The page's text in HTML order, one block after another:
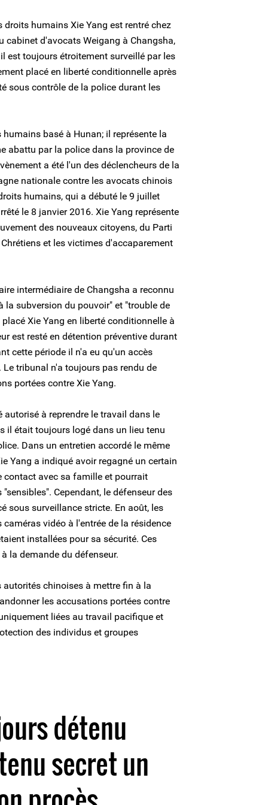
droits humains Xie Yang est rentré chez
cabinet d'avocats Weigang à Changsha,
est toujours étroitement surveillé par les
placé en liberté conditionnelle après
sous contrôle de la police durant les
basé à Hunan; il représente la
abattu par la police dans la province de
a été l'un des déclencheurs de la
nationale contre les avocats chinois
humains, qui a débuté le 9 juillet
le 8 janvier 2016. Xie Yang représente
des nouveaux citoyens, du Parti
et les victimes d'accaparement
intermédiaire de Changsha a reconnu
la subversion du pouvoir" et "trouble de
Xie Yang en liberté conditionnelle à
est resté en détention préventive durant
cette période il n'a eu qu'un accès
tribunal n'a toujours pas rendu de
portées contre Xie Yang.
autorisé à reprendre le travail dans le
il était toujours logé dans un lieu tenu
Dans un entretien accordé le même
Yang a indiqué avoir regagné un certain
contact avec sa famille et pourrait
Cependant, le défenseur des
sous surveillance stricte. En août, les
vidéo à l'entrée de la résidence
installées pour sa sécurité. Ces
la demande du défenseur.
chinoises à mettre fin à la
les accusations portées contre
liées au travail pacifique et
des individus et groupes
détenu
secret un